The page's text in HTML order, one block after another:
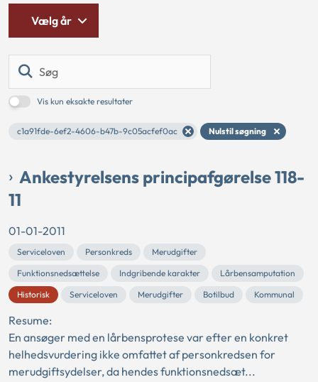
Vis kun eksakte resultater
c1a91fde-6ef2-4606-b47b-9c05acfef0ac Nulstil søgning
Vælg år
Ankestyrelsens principafgørelse 118-
11
01-01-2011
Serviceloven Personkreds
Merudgifter
Funktionsnedsættelse
Indgribende karakter
Lårbensamputation
Historisk
Serviceloven Merudgifter Botilbud Kommunal
Resume:
En ansøger med en lårbensprotese var efter en konkret
helhedsvurdering ikke omfattet af personkredsen for
merudgiftsydelser, da hendes funktionsnedsæt...